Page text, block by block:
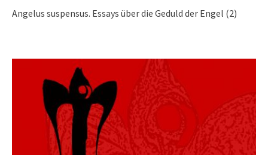
Angelus suspensus. Essays über die Geduld der Engel (2)